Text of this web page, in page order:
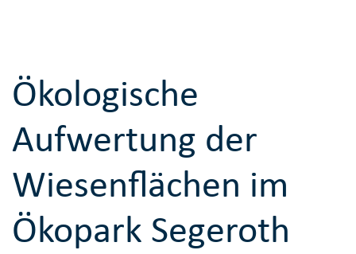
Ökologische
Aufwertung der
Wiesenflächen im
Ökopark Segeroth